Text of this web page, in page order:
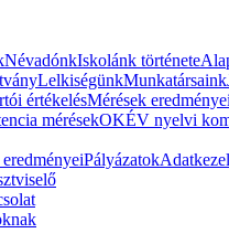
NévadónkIskolánk története
LelkiségünkMunkatársaink
értékelésMérések eredményei
mérésekOKÉV nyelvi
Pályázatok